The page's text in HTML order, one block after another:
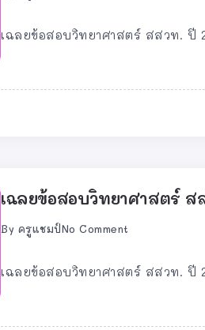
เฉลยข้อสอบวิทยาศาสตร์ สสวท. ปี
เฉลยข้อสอบวิทยาศาสตร์
By ครูแชมป์No Comment
เฉลยข้อสอบวิทยาศาสตร์ สสวท. ปี